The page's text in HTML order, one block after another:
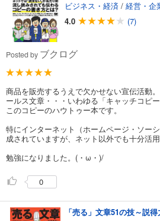
ビジネス・経済 / 経営・企
4.0
(7)
Posted by ブクログ
商品を販売するうえで欠かせない宣伝活動
ールス文章・・・いわゆる「キャッチコピ
このコピーのハウトゥー本です。
特にインターネット（ホームページ・ソー
成されていますが、ネット以外でも十分活
勉強になりました。(・ω・)/
0